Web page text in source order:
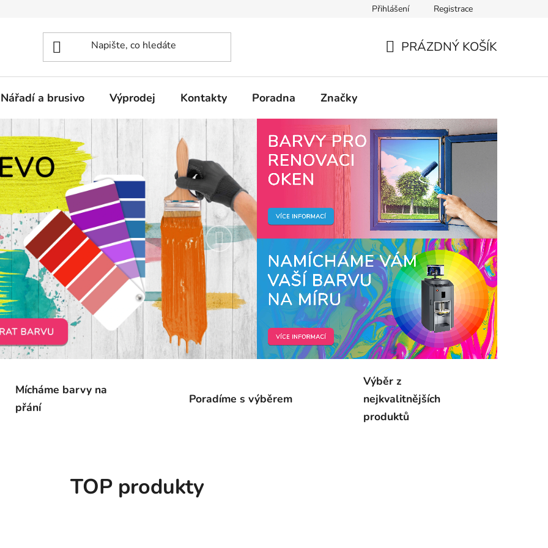
Přihlášení Registrace
PRÁZDNÝ KOŠÍK
Nářadí a brusivo Výprodej Kontakty Poradna Značky
Následující
Mícháme barvy na
přání
Poradíme s výběrem
Výběr z
nejkvalitnějších
produktů
TOP produkty